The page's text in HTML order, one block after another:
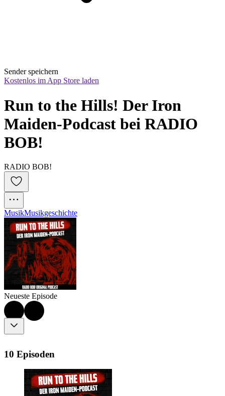
Sender speichern
Kostenlos im App Store laden
Run to the Hills! Der Iron
Maiden-Podcast bei RADIO
BOB!
RADIO BOB!
MusikMusikgeschichte
Neueste Episode
10 Episoden